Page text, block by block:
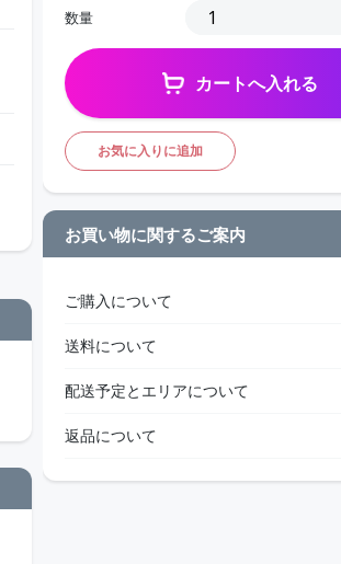
数量
カートへ入れる
お気に入りに追加
お買い物に関するご案内
ご購入について
送料について
配送予定とエリアについて
返品について